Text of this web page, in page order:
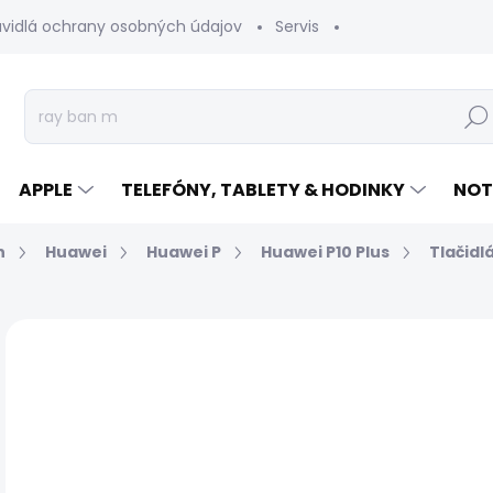
ochrany osobných údajov Servis
Hľadať
APPLE TELEFÓNY, TABLETY & HODINKY
Huawei Huawei P Huawei P10 Plus